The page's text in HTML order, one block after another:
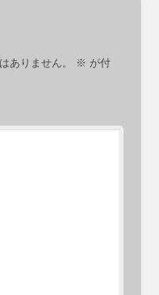
ありません。 ※ が付